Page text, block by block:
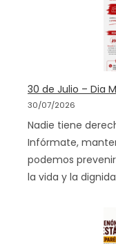
30 de Julio – Dia
30/07/2026
Nadie tiene
Infórmate,
podemos
la vida y la